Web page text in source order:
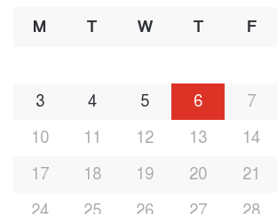
M T W T F
3
4 5 6 7
10
11 12 13 14
17
18 19 20 21